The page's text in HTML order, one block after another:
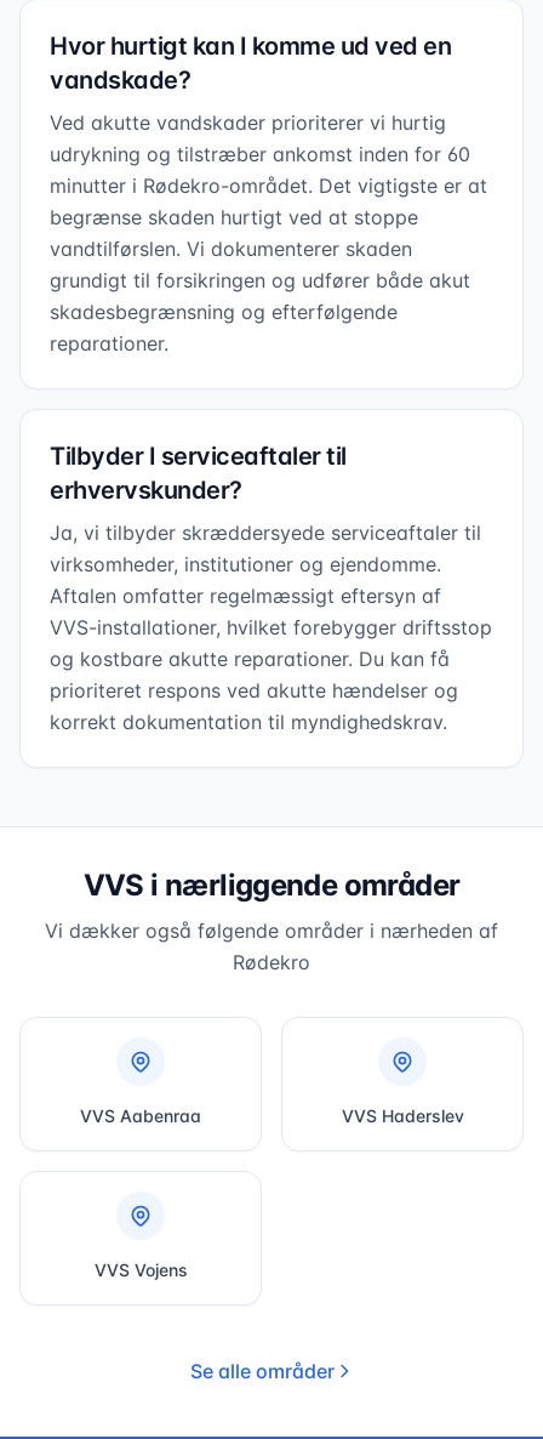
Hvor hurtigt kan I komme ud ved en
vandskade?
Ved akutte vandskader prioriterer vi hurtig
udrykning og tilstræber ankomst inden for 60
minutter i Rødekro-området. Det vigtigste er at
begrænse skaden hurtigt ved at stoppe
vandtilførslen. Vi dokumenterer skaden
grundigt til forsikringen og udfører både akut
skadesbegrænsning og efterfølgende
reparationer.
Tilbyder I serviceaftaler til
erhvervskunder?
Ja, vi tilbyder skræddersyede serviceaftaler til
virksomheder, institutioner og ejendomme.
Aftalen omfatter regelmæssigt eftersyn af
VVS-installationer, hvilket forebygger driftsstop
og kostbare akutte reparationer. Du kan få
prioriteret respons ved akutte hændelser og
korrekt dokumentation til myndighedskrav.
VVS i nærliggende områder
Vi dækker også følgende områder i nærheden af
Rødekro
VVS Aabenraa VVS Haderslev
VVS Vojens
Se alle områder